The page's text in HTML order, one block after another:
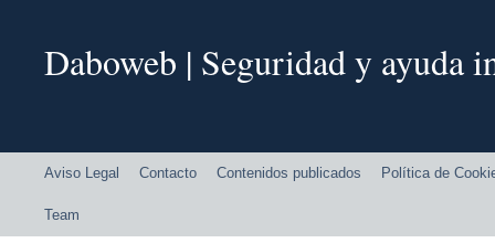
Daboweb | Seguridad y ayuda
Aviso Legal Contacto Contenidos publicados Política de
Team